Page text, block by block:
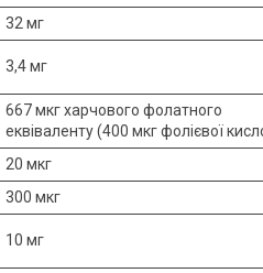
32 мг
3,4 мг
667 мкг харчового фолатного
еквіваленту (400 мкг фолієвої
20 мкг
300 мкг
10 мг